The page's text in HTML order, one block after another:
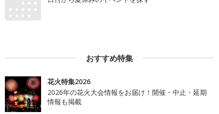
おすすめ特集
花火特集2026
2026年の花火大会情報をお届け！開催・中止・延期
情報も掲載